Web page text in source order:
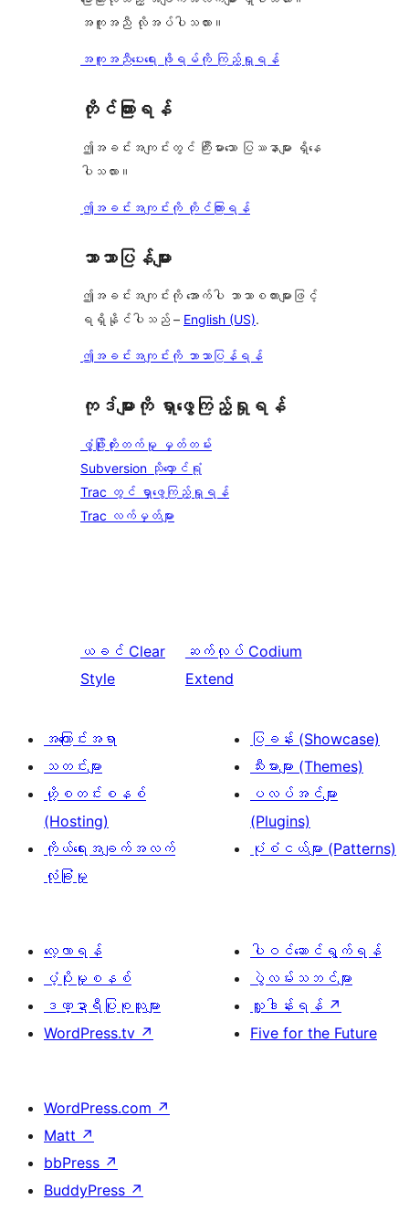
အကူအညီ လိုအပ်ပါသလား။
အကူအညီပေးရေး ဖိုရမ်ကို ကြည့်ရှုရန်
တိုင်ကြားရန်
ဤအခင်းအကျင်းတွင် ကြီးမားသော ပြဿနာများ ရှိနေ
ပါသလား။
ဤအခင်းအကျင်းကို တိုင်ကြားရန်
ဘာသာပြန်များ
ဤအခင်းအကျင်းကို အောက်ပါ ဘာသာစကားများဖြင့်
ရရှိနိုင်ပါသည် – English (US).
ဤအခင်းအကျင်းကို ဘာသာပြန်ရန်
ကုဒ်များကို ရှာဖွေကြည့်ရှုရန်
ဖွံ့ဖြိုးတိုးတက်မှု မှတ်တမ်း
Subversion သိုလှောင်ရုံ
Trac တွင် ရှာဖွေကြည့်ရှုရန်
Trac လက်မှတ်များ
ယခင် Clear
Style
ဆက်လုပ် Codium
Extend
အကြောင်းအရာ
သတင်းများ
ဟို့စတင်းစနစ်
(Hosting)
ကိုယ်ရေးအချက်အလက်
လုံခြုံမှု
ပြခန်း (Showcase)
သီးမားများ (Themes)
ပလပ်အင်များ
(Plugins)
ပုံစံငယ်များ (Patterns)
လေ့လာရန်
ပံ့ပိုးမှုစနစ်
ဒဏ္ဍာရီပြုစုသူများ
WordPress.tv ↗
ပါဝင်ဆောင်ရွက်ရန်
ပွဲလမ်းသဘင်များ
လှူဒါန်းရန် ↗
Five for the Future
WordPress.com ↗
Matt ↗
bbPress ↗
BuddyPress ↗